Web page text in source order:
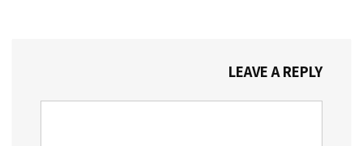
LEAVE A REPLY